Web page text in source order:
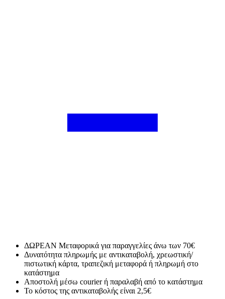
ΔΩΡΕΑΝ Μεταφορικά για παραγγελίες άνω των 70€
Δυνατότητα πληρωμής με αντικαταβολή, χρεωστική/
πιστωτική κάρτα, τραπεζική μεταφορά ή πληρωμή στο
κατάστημα
Αποστολή μέσω courier ή παραλαβή από το κατάστημα
Το κόστος της αντικαταβολής είναι 2,5€